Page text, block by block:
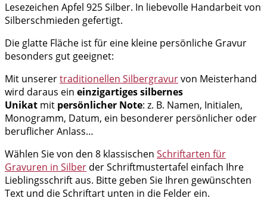
Lesezeichen Apfel 925 Silber. In liebevolle Handarbeit von
Silberschmieden gefertigt.
Die glatte Fläche ist für eine kleine persönliche Gravur
besonders gut geeignet:
Mit unserertraditionellen Silbergravurvon Meisterhand
wird daraus ein einzigartiges silbernes
Unikat mit persönlicher Note: z. B. Namen, Initialen,
Monogramm, Datum, ein besonderer persönlicher oder
beruflicher Anlass…
Wählen Sie von den 8 klassischen Schriftarten für
Gravuren in Silber der Schriftmustertafel einfach Ihre
Lieblingsschrift aus. Bitte geben Sie Ihren gewünschten
Text und die Schriftart unten in die Felder ein.